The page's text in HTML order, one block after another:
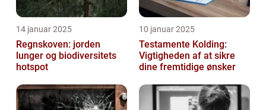
14 januar 2025
Regnskoven: jorden
lunger og biodiversitets
hotspot
10 januar 2025
Testamente Kolding:
Vigtigheden af at sikre
dine fremtidige ønsker